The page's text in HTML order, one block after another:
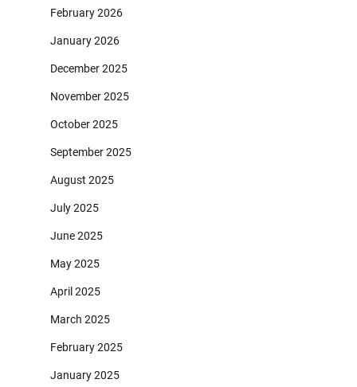
February 2026
January 2026
December 2025
November 2025
October 2025
September 2025
August 2025
July 2025
June 2025
May 2025
April 2025
March 2025
February 2025
January 2025